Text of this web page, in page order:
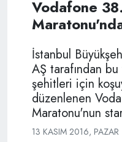
Vodafone
İstanbul
AŞ tarafından
şehitleri için
düzenlenen
Maratonu'nun
13 KASIM 2016, PAZAR